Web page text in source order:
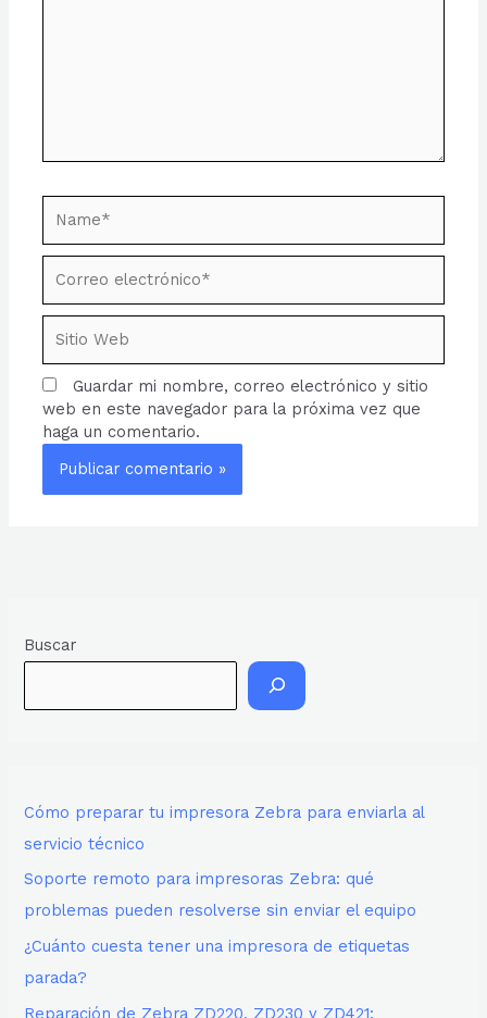
electrónico*
Web
Guardar mi nombre, correo electrónico y sitio
web en este navegador para la próxima vez que
haga un comentario.
Buscar
Cómo preparar tu impresora Zebra para enviarla al
servicio técnico
Soporte remoto para impresoras Zebra: qué
problemas pueden resolverse sin enviar el equipo
¿Cuánto cuesta tener una impresora de etiquetas
parada?
Reparación de Zebra ZD220, ZD230 y ZD421: